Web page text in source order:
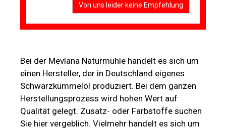
Von uns leider keine Empfehlung
Bei der Mevlana Naturmühle handelt es sich um
einen Hersteller, der in Deutschland eigenes
Schwarzkümmelöl produziert. Bei dem ganzen
Herstellungsprozess wird hohen Wert auf
Qualität gelegt. Zusatz- oder Farbstoffe suchen
Sie hier vergeblich. Vielmehr handelt es sich um